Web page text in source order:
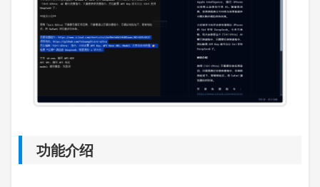
功能介绍